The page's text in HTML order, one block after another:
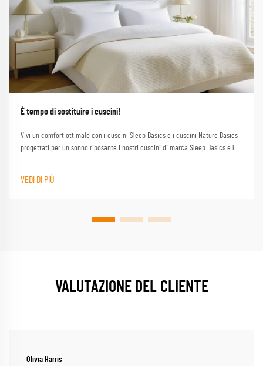
È tempo di sostituire i cuscini!
Vivi un comfort ottimale con i cuscini Sleep Basics e i cuscini Nature Basics
progettati per un sonno riposante I nostri cuscini di marca Sleep Basics e le
VEDI DI PIÙ
VALUTAZIONE DEL CLIENTE
Olivia Harris